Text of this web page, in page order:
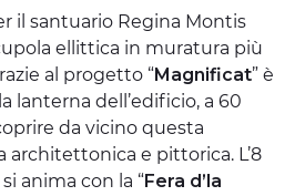
il santuario Regina Montis
ellittica in muratura più
al progetto “Magnificat” è
lanterna dell’edificio, a 60
da vicino questa
architettonica e pittorica. L’8
anima con la “Fera d’la